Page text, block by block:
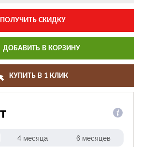
ПОЛУЧИТЬ СКИДКУ
ДОБАВИТЬ В КОРЗИНУ
КУПИТЬ В 1 КЛИК